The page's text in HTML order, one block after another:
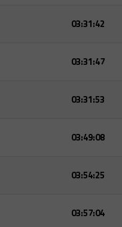
03:31:42
03:31:47
03:31:53
03:49:08
03:54:25
03:57:04